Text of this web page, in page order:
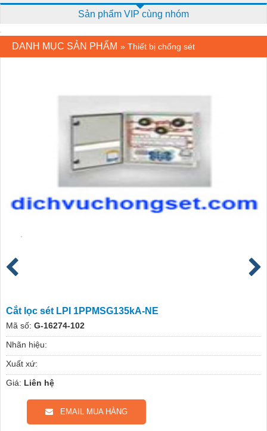
Sản phẩm VIP cùng nhóm
DANH MỤC SẢN PHẨM » Thiết bị chống sét
Cắt lọc sét LPI 1PPMSG135kA-NE
Mã số: G-16274-102
Nhãn hiệu:
Xuất xứ:
Giá: Liên hệ
EMAIL MUA HÀNG